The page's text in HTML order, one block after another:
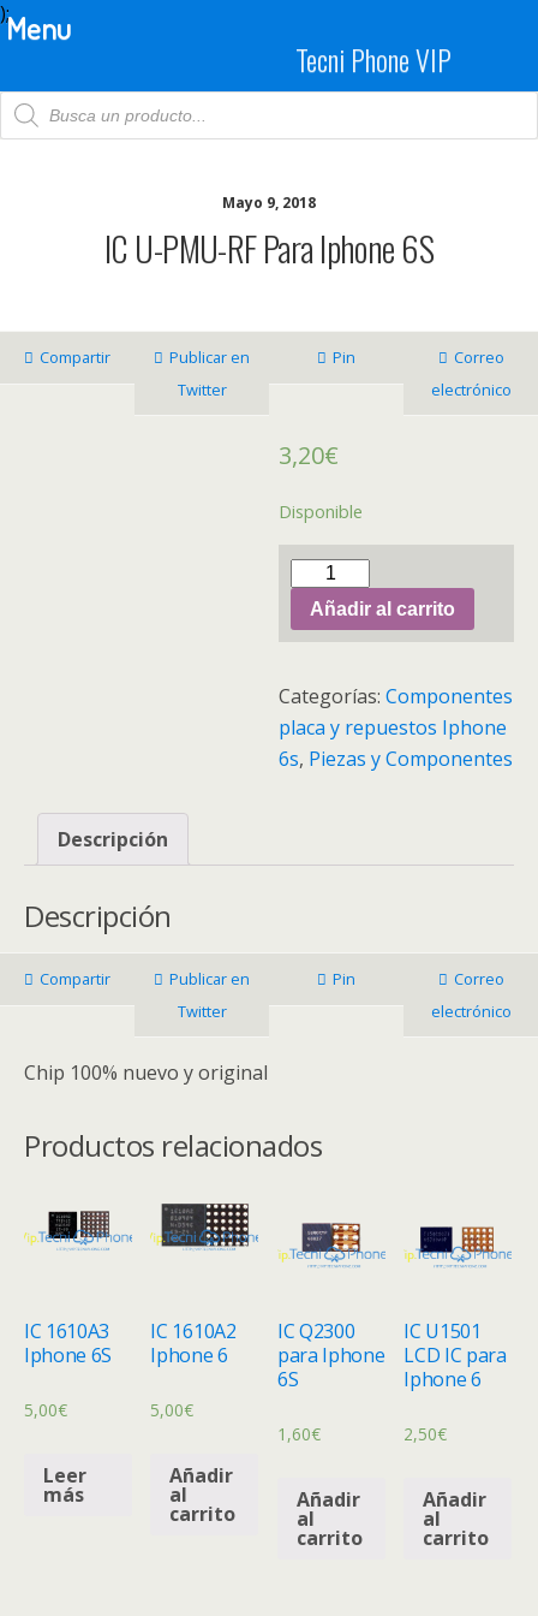
);
Tecni Phone VIP
Products
search
Mayo 9, 2018
IC U-PMU-RF Para Iphone 6S
Compartir
Publicar en
Twitter
Pin
Correo
electrónico
3,20€
Disponible
Cantidad
Añadir al carrito
Categorías:Componentes
placa y repuestos Iphone
6s, Piezas y Componentes
Descripción
Descripción
Compartir
Publicar en
Twitter
Pin
Correo
electrónico
Chip 100% nuevo y original
Productos relacionados
IC 1610A3
Iphone 6S
5,00€
Leer
más
IC 1610A2
Iphone 6
5,00€
Añadir
al
carrito
IC Q2300
para Iphone
6S
1,60€
Añadir
al
carrito
IC U1501
LCD IC para
Iphone 6
2,50€
Añadir
al
carrito
Menu